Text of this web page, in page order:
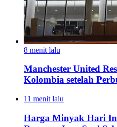
8 menit lalu
Manchester United
Kolombia setelah
11 menit lalu
Harga Minyak Hari